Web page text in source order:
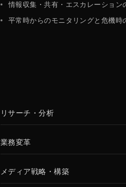
情報収集・共有・エスカレーション
平常時からのモニタリングと危機時
リサーチ・分析
業務変革
メディア戦略・構築